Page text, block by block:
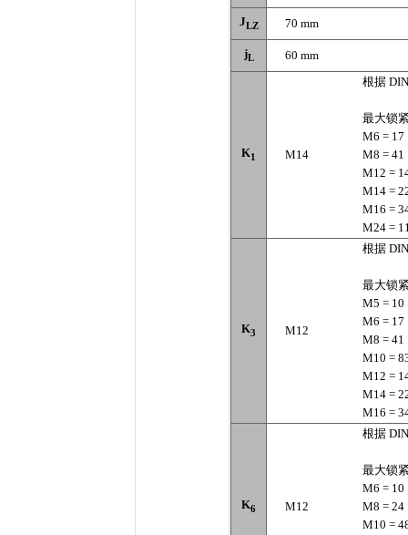
JLZ 70 mm
jL 60 mm
K1 M14
根据
最大锁
M6 = 17
M8 = 41
M12 =
M14 =
M16 =
M24 =
K3 M12
根据
最大锁
M5 = 10
M6 = 17
M8 = 41
M10 =
M12 =
M14 =
M16 =
K6 M12
根据
最大锁
M6 = 10
M8 = 24
M10 =